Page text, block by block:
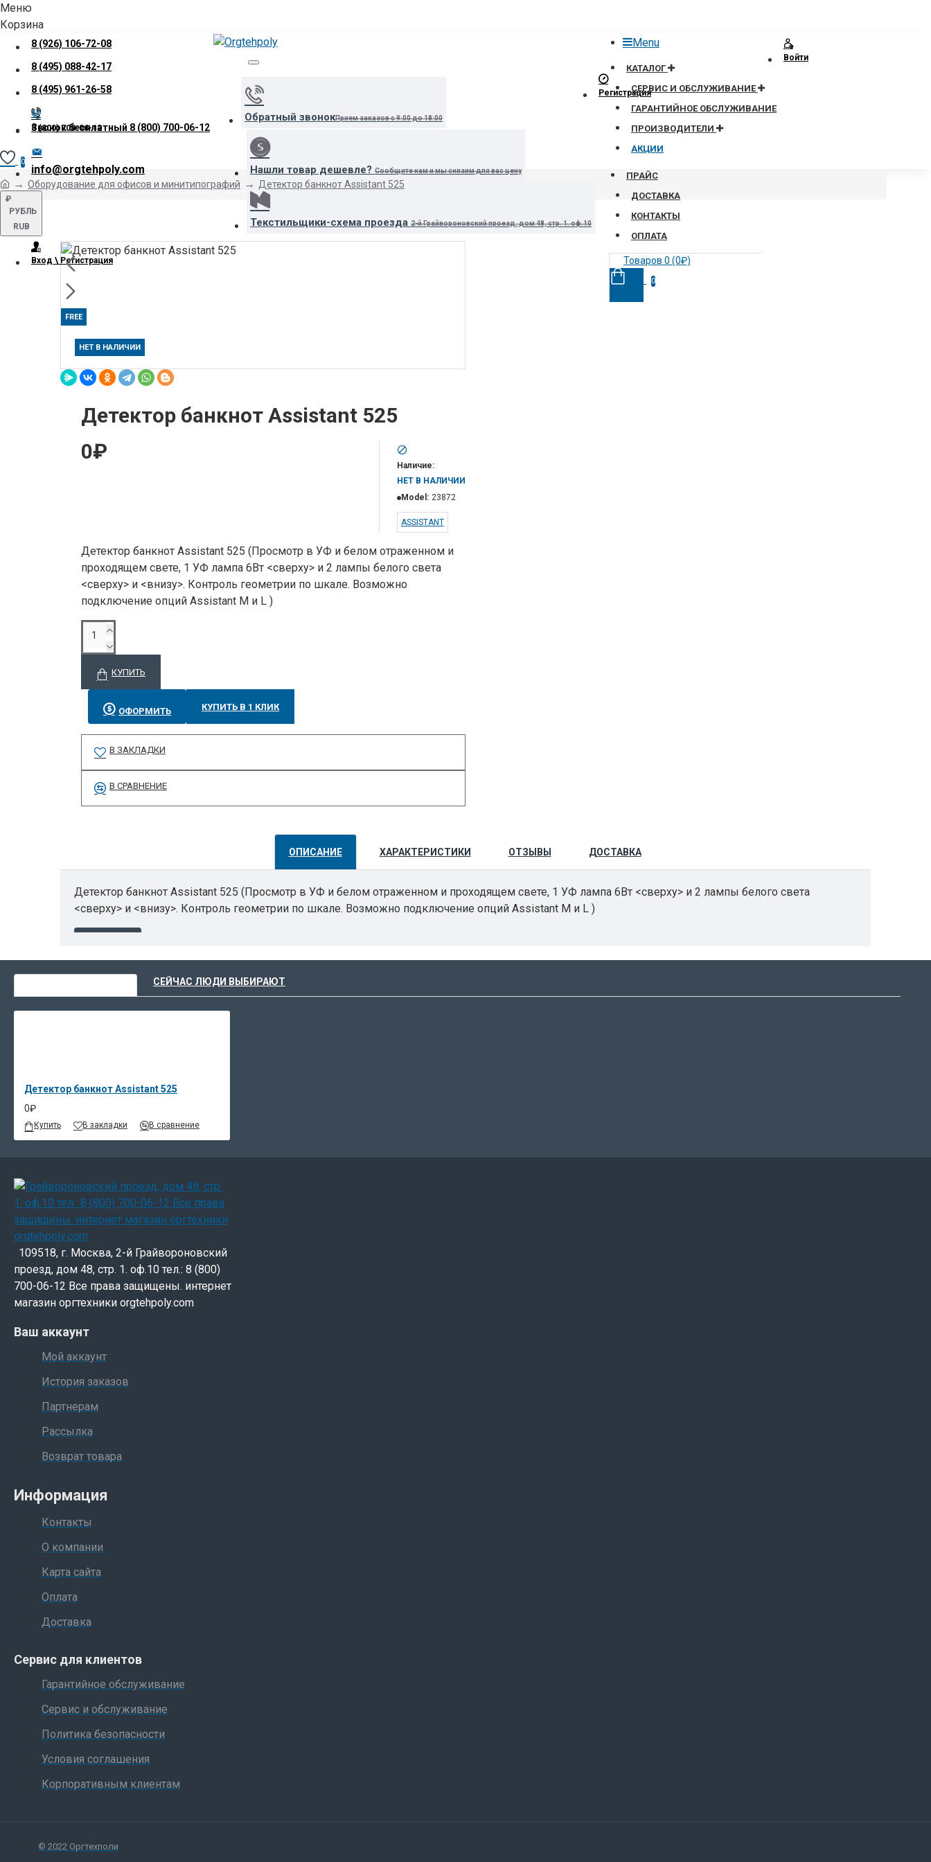
Меню
Корзина
8 (926) 106-72-08
8 (495) 088-42-17
8 (495) 961-26-58
Звонок бесплатный 8 (800) 700-06-12
info@orgtehpoly.com
₽
РУБЛЬ
RUB
Вход \ Регистрация
Обратный звонокПрием заказов с 9:00 до 18:00
Нашли товар дешевле? Сообщите нам и мы снизим для вас цену
Текстильщики-схема проезда 2-й Грайвороновский проезд, дом 48, стр. 1. оф.10
Menu
КАТАЛОГ
СЕРВИС И ОБСЛУЖИВАНИЕ
ГАРАНТИЙНОЕ ОБСЛУЖИВАНИЕ
ПРОИЗВОДИТЕЛИ
АКЦИИ
ПРАЙС
ДОСТАВКА
КОНТАКТЫ
ОПЛАТА
Товаров 0 (0₽)
0
Войти
Регистрация
8 (800) 700-06-12
0
Оборудование для офисов и минитипографий Детектор банкнот Assistant 525
FREE
НЕТ В НАЛИЧИИ
Детектор банкнот Assistant 525
0₽
Наличие:
НЕТ В НАЛИЧИИ
Model: 23872
ASSISTANT
Детектор банкнот Assistant 525 (Просмотр в УФ и белом отраженном и
проходящем свете, 1 УФ лампа 6Вт <сверху> и 2 лампы белого света
<сверху> и <внизу>. Контроль геометрии по шкале. Возможно
подключение опций Assistant M и L )
КУПИТЬ
ОФОРМИТЬ КУПИТЬ В 1 КЛИК
В ЗАКЛАДКИ
В СРАВНЕНИЕ
ОПИСАНИЕ ХАРАКТЕРИСТИКИ ОТЗЫВЫ ДОСТАВКА
Детектор банкнот Assistant 525 (Просмотр в УФ и белом отраженном и проходящем свете, 1 УФ лампа 6Вт <сверху> и 2 лампы белого света
<сверху> и <внизу>. Контроль геометрии по шкале. Возможно подключение опций Assistant M и L )
СЕЙЧАС ЛЮДИ ВЫБИРАЮТ
Детектор банкнот Assistant 525
0₽
Купить В закладки В сравнение
109518, г. Москва, 2-й Грайвороновский
проезд, дом 48, стр. 1. оф.10 тел.: 8 (800)
700-06-12 Все права защищены. интернет
магазин оргтехники orgtehpoly.com
Ваш аккаунт
Мой аккаунт
История заказов
Партнерам
Рассылка
Возврат товара
Информация
Контакты
О компании
Карта сайта
Оплата
Доставка
Сервис для клиентов
Гарантийное обслуживание
Сервис и обслуживание
Политика безопасности
Условия соглашения
Корпоративным клиентам
© 2022 Оргтехполи